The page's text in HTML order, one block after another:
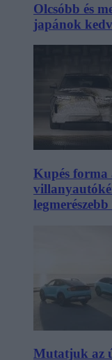
Olcsóbb és
japánok
Kupés forma
Mutatjuk az